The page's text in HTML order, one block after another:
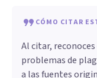
CÓMO CITAR
Al citar,
problemas de
a las fuentes